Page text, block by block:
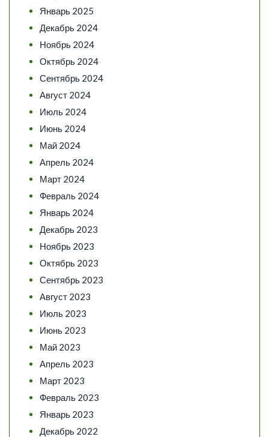
Январь 2025
Декабрь 2024
Ноябрь 2024
Октябрь 2024
Сентябрь 2024
Август 2024
Июль 2024
Июнь 2024
Май 2024
Апрель 2024
Март 2024
Февраль 2024
Январь 2024
Декабрь 2023
Ноябрь 2023
Октябрь 2023
Сентябрь 2023
Август 2023
Июль 2023
Июнь 2023
Май 2023
Апрель 2023
Март 2023
Февраль 2023
Январь 2023
Декабрь 2022